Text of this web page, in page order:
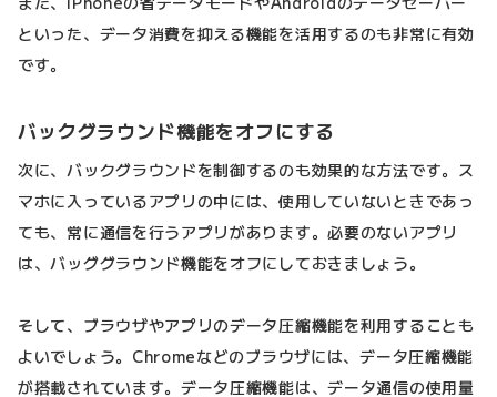
といった、データ消費を抑える機能を活用するのも非常に有効
です。
バックグラウンド機能をオフにする
次に、バックグラウンドを制御するのも効果的な方法です。ス
マホに入っているアプリの中には、使用していないときであっ
ても、常に通信を行うアプリがあります。必要のないアプリ
は、バッググラウンド機能をオフにしておきましょう。
そして、ブラウザやアプリのデータ圧縮機能を利用することも
よいでしょう。Chromeなどのブラウザには、データ圧縮機能
が搭載されています。データ圧縮機能は、データ通信の使用量